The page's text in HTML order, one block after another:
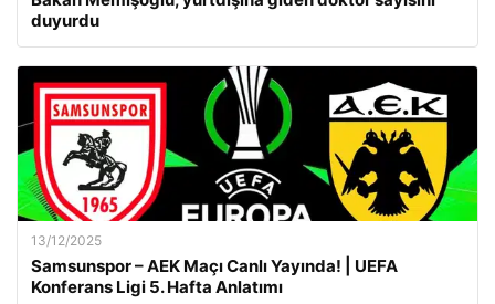
duyurdu
13/12/2025
Samsunspor – AEK Maçı Canlı Yayında! | UEFA
Konferans Ligi 5. Hafta Anlatımı